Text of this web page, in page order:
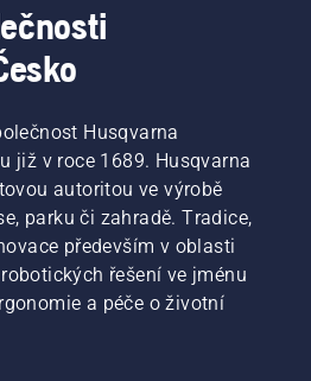
Husqvarna
již v roce 1689. Husqvarna
autoritou ve výrobě
parku či zahradě. Tradice,
především v oblasti
řešení ve jménu
a péče o životní